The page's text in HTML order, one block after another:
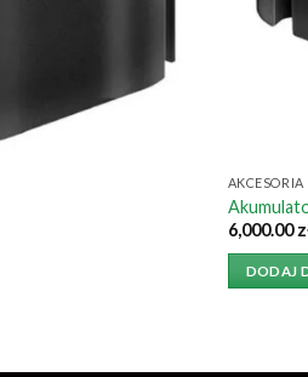
AKCESORIA
6,000.00
DODAJ